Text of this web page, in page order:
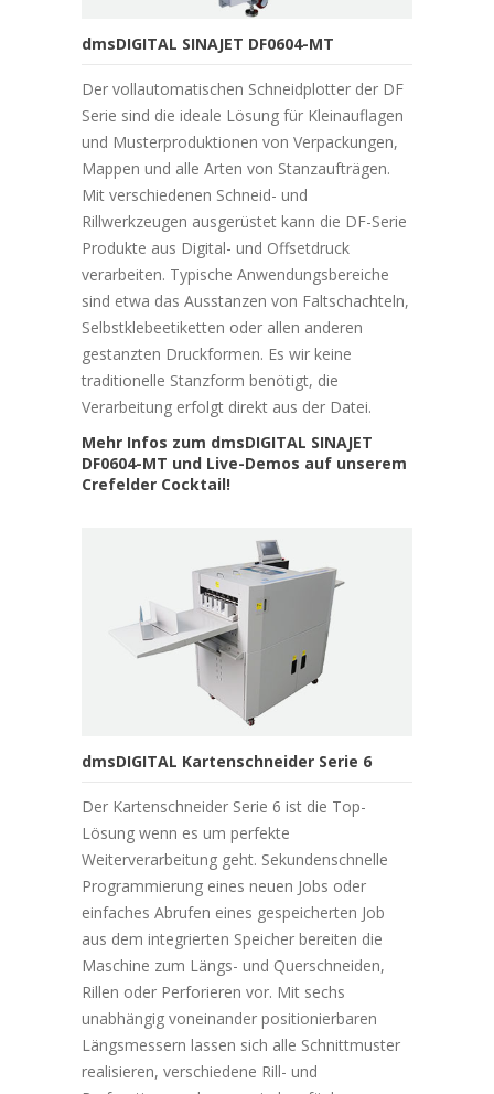
dmsDIGITAL SINAJET DF0604-MT
Der vollautomatischen Schneidplotter der DF
Serie sind die ideale Lösung für Kleinauflagen
und Musterproduktionen von Verpackungen,
Mappen und alle Arten von Stanzaufträgen.
Mit verschiedenen Schneid- und
Rillwerkzeugen ausgerüstet kann die DF-Serie
Produkte aus Digital- und Offsetdruck
verarbeiten. Typische Anwendungsbereiche
sind etwa das Ausstanzen von Faltschachteln,
Selbstklebeetiketten oder allen anderen
gestanzten Druckformen. Es wir keine
traditionelle Stanzform benötigt, die
Verarbeitung erfolgt direkt aus der Datei.
Mehr Infos zum dmsDIGITAL SINAJET
DF0604-MT und Live-Demos auf unserem
Crefelder Cocktail!
dmsDIGITAL Kartenschneider Serie 6
Der Kartenschneider Serie 6 ist die Top-
Lösung wenn es um perfekte
Weiterverarbeitung geht. Sekundenschnelle
Programmierung eines neuen Jobs oder
einfaches Abrufen eines gespeicherten Job
aus dem integrierten Speicher bereiten die
Maschine zum Längs- und Querschneiden,
Rillen oder Perforieren vor. Mit sechs
unabhängig voneinander positionierbaren
Längsmessern lassen sich alle Schnittmuster
realisieren, verschiedene Rill- und